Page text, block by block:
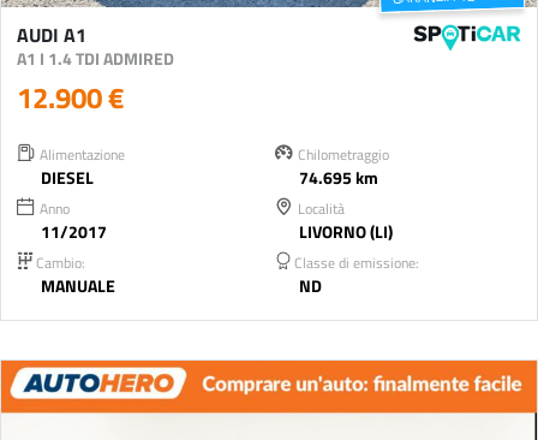
AUDI A1
A1 I 1.4 TDI ADMIRED
12.900 €
Alimentazione
DIESEL
Chilometraggio
74.695 km
Anno
11/2017
Località
LIVORNO (LI)
Cambio:
MANUALE
Classe di emissione:
ND